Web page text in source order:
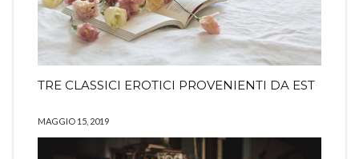
TRE CLASSICI EROTICI PROVENIENTI DA EST
MAGGIO 15, 2019